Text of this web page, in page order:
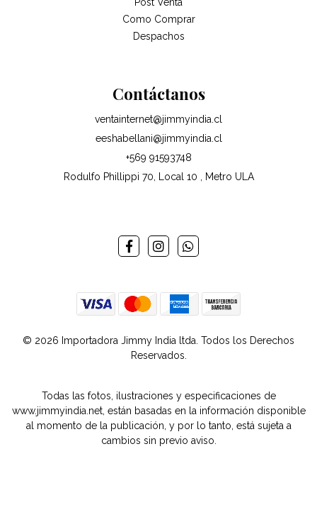
Como Comprar
Despachos
Contáctanos
ventainternet@jimmyindia.cl
eeshabellani@jimmyindia.cl
+569 91593748
Rodulfo Phillippi 70, Local 10 , Metro ULA
© 2026 Importadora Jimmy India ltda. Todos los Derechos
Reservados.
Todas las fotos, ilustraciones y especificaciones de
www.jimmyindia.net, están basadas en la información disponible
al momento de la publicación, y por lo tanto, está sujeta a
cambios sin previo aviso.